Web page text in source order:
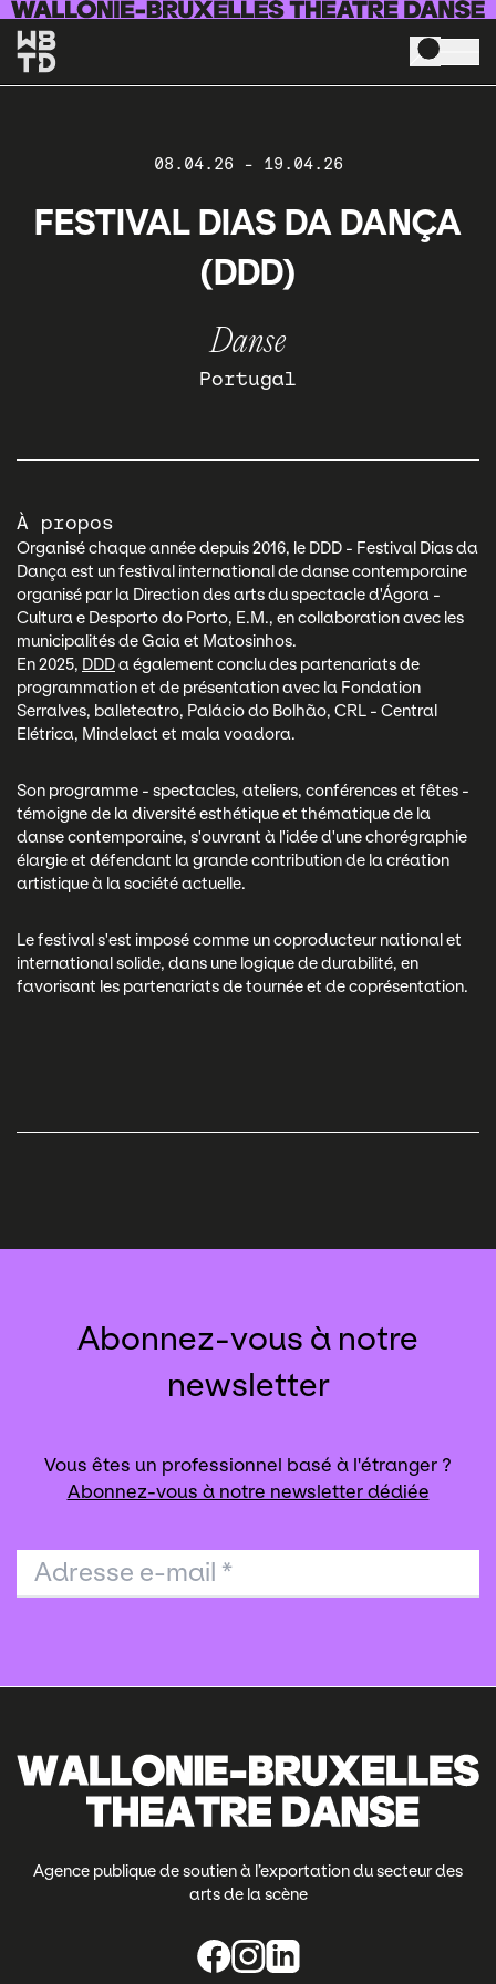
Aller au contenu principal
08.04.26 - 19.04.26
FESTIVAL DIAS DA DANÇA
(DDD)
Danse
Portugal
À propos
Organisé chaque année depuis 2016, le DDD - Festival Dias da
Dança est un festival international de danse contemporaine
organisé par la Direction des arts du spectacle d'Ágora -
Cultura e Desporto do Porto, E.M., en collaboration avec les
municipalités de Gaia et Matosinhos.
En 2025, DDDa également conclu des partenariats de
programmation et de présentation avec la Fondation
Serralves, balleteatro, Palácio do Bolhão, CRL - Central
Elétrica, Mindelact et mala voadora.
Son programme - spectacles, ateliers, conférences et fêtes -
témoigne de la diversité esthétique et thématique de la
danse contemporaine, s'ouvrant à l'idée d'une chorégraphie
élargie et défendant la grande contribution de la création
artistique à la société actuelle.
Le festival s'est imposé comme un coproducteur national et
international solide, dans une logique de durabilité, en
favorisant les partenariats de tournée et de coprésentation.
Abonnez-vous à notre
newsletter
Vous êtes un professionnel basé à l'étranger ?
Abonnez-vous à notre newsletter dédiée
Adresse e-mail *
Agence publique de soutien à l’exportation du secteur des
arts de la scène